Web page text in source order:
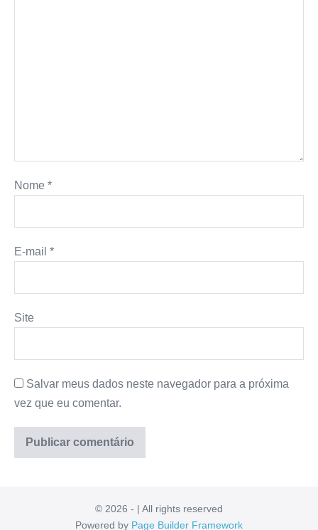
Nome *
E-mail *
Site
Salvar meus dados neste navegador para a próxima
vez que eu comentar.
© 2026 - | All rights reserved
Powered by Page Builder Framework